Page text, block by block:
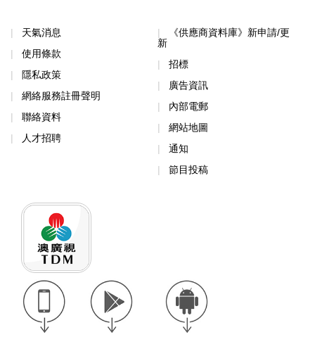
天氣消息
使用條款
隱私政策
網絡服務註冊聲明
聯絡資料
人才招聘
《供應商資料庫》新申請/更
新
招標
廣告資訊
內部電郵
網站地圖
通知
節目投稿